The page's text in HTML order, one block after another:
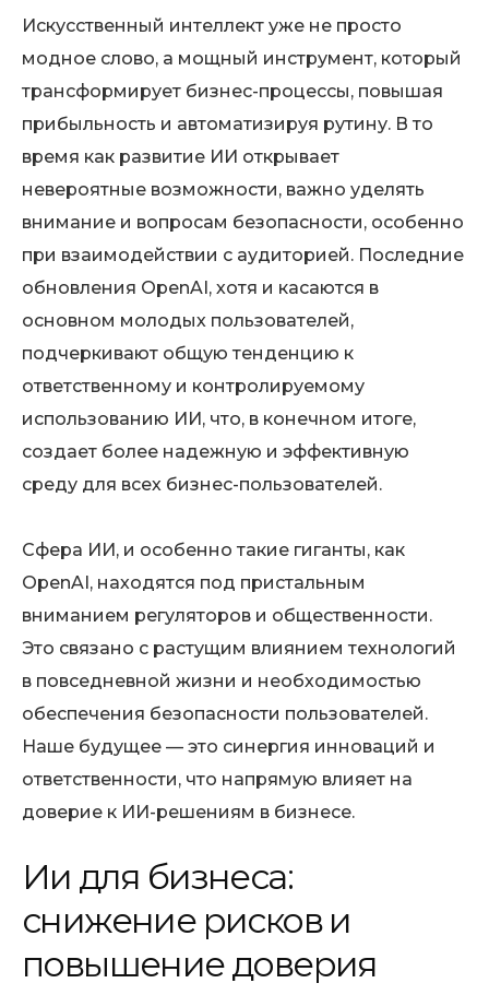
Искусственный интеллект уже не просто
модное слово, а мощный инструмент, который
трансформирует бизнес-процессы, повышая
прибыльность и автоматизируя рутину. В то
время как развитие ИИ открывает
невероятные возможности, важно уделять
внимание и вопросам безопасности, особенно
при взаимодействии с аудиторией. Последние
обновления OpenAI, хотя и касаются в
основном молодых пользователей,
подчеркивают общую тенденцию к
ответственному и контролируемому
использованию ИИ, что, в конечном итоге,
создает более надежную и эффективную
среду для всех бизнес-пользователей.
Сфера ИИ, и особенно такие гиганты, как
OpenAI, находятся под пристальным
вниманием регуляторов и общественности.
Это связано с растущим влиянием технологий
в повседневной жизни и необходимостью
обеспечения безопасности пользователей.
Наше будущее — это синергия инноваций и
ответственности, что напрямую влияет на
доверие к ИИ-решениям в бизнесе.
Ии для бизнеса:
снижение рисков и
повышение доверия